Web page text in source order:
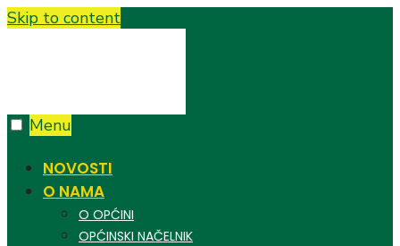
Skip to content
Menu
NOVOSTI
O NAMA
O OPĆINI
OPĆINSKI NAČELNIK